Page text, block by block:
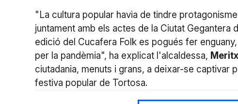
"La cultura popular havia de tindre
juntament amb els actes de la Ciutat Gegantera
edició del Cucafera Folk es pogués fer
per la pandèmia", ha explicat l'alcaldessa,
ciutadania, menuts i grans, a deixar-se
festiva popular de Tortosa.